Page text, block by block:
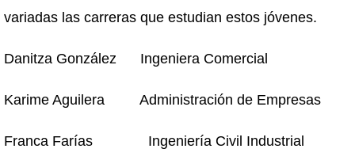
variadas las carreras que estudian estos jóvenes.
Danitza González Ingeniera Comercial
Karime Aguilera Administración de Empresas
Franca Farías Ingeniería Civil Industrial